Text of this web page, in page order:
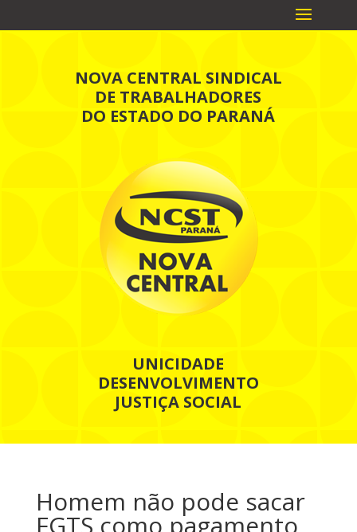
NOVA CENTRAL SINDICAL
DE TRABALHADORES
DO ESTADO DO PARANÁ
UNICIDADE
DESENVOLVIMENTO
JUSTIÇA SOCIAL
Homem não pode sacar
FGTS como pagamento